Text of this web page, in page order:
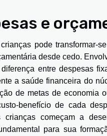
e
pode transformar-
desde cedo.
entre despesas
a saúde financeira do
de metas de economia
benefício de cada
começam a
para sua